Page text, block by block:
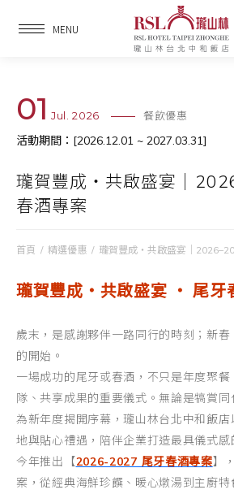
MENU
01 Jul. 2026 餐飲優惠
活動期間：[2026.12.01 ~ 2027.03.31]
瓏賀豐成・共啟盛宴｜
春酒專案
首頁 / 精選優惠 / 瓏賀豐成・共啟盛宴｜
瓏賀豐成・共啟盛宴 ‧尾牙
歲末，是感謝夥伴一路同行的時刻；新
的開始。
一場成功的尾牙或春酒，不只是年度聚
隊、共享成果的重要儀式。無論是犒賞
為新年度揭開序幕，瓏山林台北中和飯
地與貼心禮遇，陪伴企業打造最具儀式感
今年推出【2026-2027 尾牙春酒專案】
案，從經典海鮮珍饌、暖心燉湯到主廚